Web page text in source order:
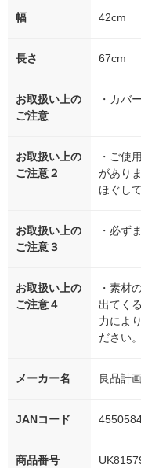
幅 42cm
長さ 67cm
お取扱い上の
ご注意
・カバ
お取扱い上の
ご注意２
・ご使
があり
ほぐし
お取扱い上の
ご注意３
・必ず
お取扱い上の
ご注意４
・素材
出てく
力によ
ださい。
メーカー名 良品計
JANコード
商品番号